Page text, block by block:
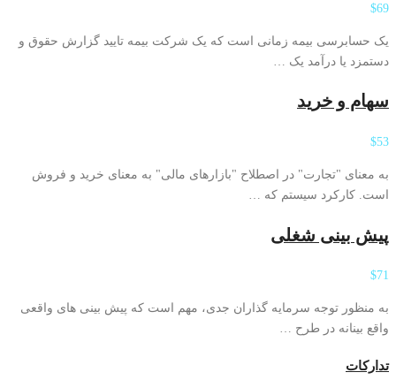
$69
یک حسابرسی بیمه زمانی است که یک شرکت بیمه تایید گزارش حقوق و
دستمزد یا درآمد یک …
سهام و خرید
$53
به معنای "تجارت" در اصطلاح "بازارهای مالی" به معنای خرید و فروش
است. کارکرد سیستم که …
پیش بینی شغلی
$71
به منظور توجه سرمایه گذاران جدی، مهم است که پیش بینی های واقعی
واقع بینانه در طرح …
تدارکات